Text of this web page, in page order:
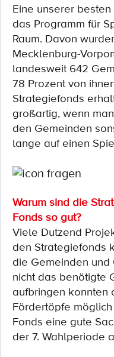
Eine unserer
das Programm für
Raum. Davon
Mecklenburg-
landesweit 642
78 Prozent von
Strategiefonds
großartig, wenn
den Gemeinden
lange auf einen
Warum sind die
Fonds so gut?
Viele Dutzend
den Strategiefonds
die Gemeinden
nicht das benötigte
aufbringen konnten
Fördertöpfe
Fonds eine gute
der 7. Wahlperiode